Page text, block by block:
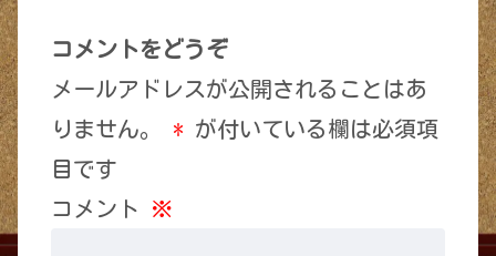
コメントをどうぞ
メールアドレスが公開されることはあ
りません。
* が付いている欄は必須項
目です
コメント ※